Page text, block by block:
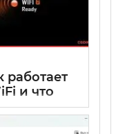
работает
и что